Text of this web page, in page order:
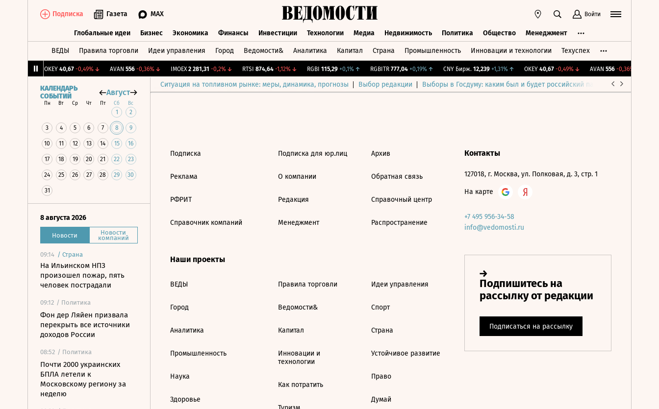
Подписка Газета MAX Войти
Глобальные идеи Бизнес Экономика Финансы Инвестиции Технологии Медиа Недвижимость Политика Общество Менеджмент
ВЕДЫ Правила торговли Идеи управления Город Ведомости& Аналитика Капитал Страна Промышленность Инновации и технологии Техуспех
OKEY 40,67 -0,49%↓ AVAN 556 -0,36%↓ IMOEX 2 281,31 -0,2%↓ RTSI 874,64 -1,12%↓ RGBI 115,29 +0,1%↑ RGBITR 777,04 +0,19%↑ CNY Бирж. 12,239 +1,31%↑ OKEY 40,67 -0,49%↓ AVAN 556 -0,36%
Ситуация на топливном рынке: меры, динамика, прогнозы Выбор редакции Выборы в Госдуму: каким был и будет российский парламент
КАЛЕНДАРЬ
СОБЫТИЙ
Август
Пн Вт Ср Чт Пт Сб Вс
1 2
3 4 5 6 7 8 9
10 11 12 13 14 15 16
17 18 19 20 21 22 23
24 25 26 27 28 29 30
31
8 августа 2026
Новости Новости
компаний
09:14 / Страна
На Ильинском НПЗ
произошел пожар, пять
человек пострадали
09:12 / Политика
Фон дер Ляйен призвала
перекрыть все источники
доходов России
08:52 / Политика
Почти 2000 украинских
БПЛА летели к
Московскому региону за
неделю
Подписка
Реклама
РФРИТ
Справочник компаний
Подписка для юр.лиц
О компании
Редакция
Менеджмент
Архив
Обратная связь
Справочный центр
Распространение
Наши проекты
ВЕДЫ
Город
Аналитика
Промышленность
Наука
Здоровье
Правила торговли
Ведомости&
Капитал
Инновации и
технологии
Как потратить
Идеи управления
Спорт
Страна
Устойчивое развитие
Право
Думай
Контакты
127018, г. Москва, ул. Полковая, д. 3, стр. 1
На карте
+7 495 956-34-58
info@vedomosti.ru